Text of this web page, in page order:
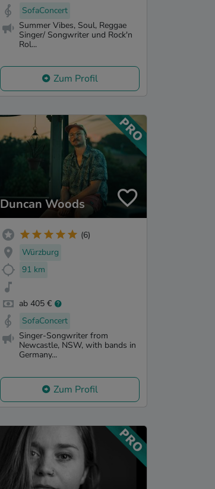
SofaConcert
Summer Vibes, Soul, Reggae
Singer/ Songwriter und Rock'n
Rol...
Zum Profil
Duncan Woods
(6)
Würzburg
91 km
ab 405 €
SofaConcert
Singer-Songwriter from
Newcastle, NSW, with bands in
Germany...
Zum Profil